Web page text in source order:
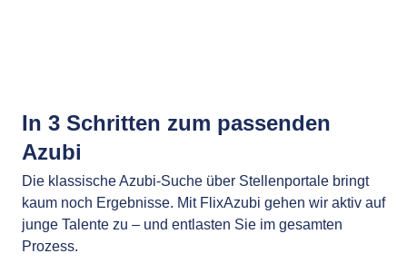
In 3 Schritten zum passenden
Azubi
Die klassische Azubi-Suche über Stellenportale bringt
kaum noch Ergebnisse. Mit FlixAzubi gehen wir aktiv auf
junge Talente zu – und entlasten Sie im gesamten
Prozess.